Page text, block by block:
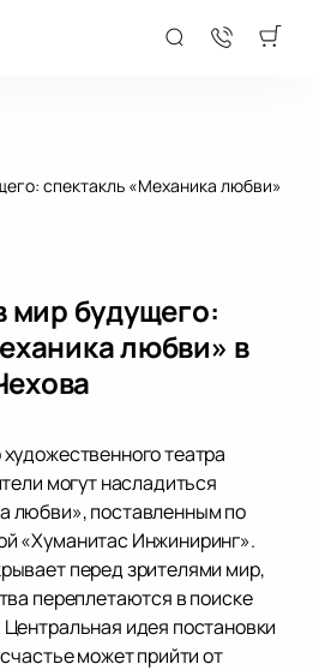
спектакль «Механика любви»
мир будущего:
любви» в
театра
могут насладиться
любви», поставленным по
«Хуманитас Инжиниринг».
перед зрителями мир,
переплетаются в поиске
идея постановки
может прийти от